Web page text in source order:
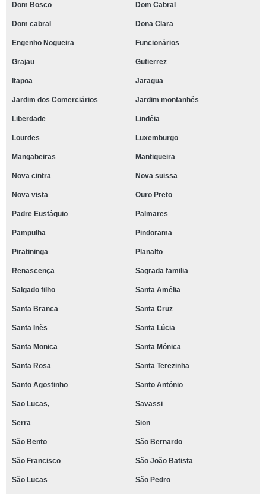
Dom Bosco Dom Cabral
Dom cabral Dona Clara
Engenho Nogueira Funcionários
Grajau Gutierrez
Itapoa Jaragua
Jardim dos Comerciários Jardim montanhês
Liberdade Lindéia
Lourdes Luxemburgo
Mangabeiras Mantiqueira
Nova cintra Nova suissa
Nova vista Ouro Preto
Padre Eustáquio Palmares
Pampulha Pindorama
Piratininga Planalto
Renascença Sagrada familia
Salgado filho Santa Amélia
Santa Branca Santa Cruz
Santa Inês Santa Lúcia
Santa Monica Santa Mônica
Santa Rosa Santa Terezinha
Santo Agostinho Santo Antônio
Sao Lucas, Savassi
Serra Sion
São Bento São Bernardo
São Francisco São João Batista
São Lucas São Pedro